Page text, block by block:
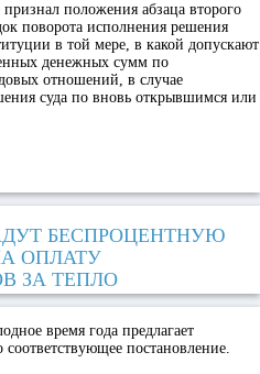
положения абзаца второго
поворота исполнения решения
в той мере, в какой допускают
денежных сумм по
отношений, в случае
суда по вновь открывшимся или
БЕСПРОЦЕНТНУЮ
ОПЛАТУ
ЗА ТЕПЛО
время года предлагает
постановление.